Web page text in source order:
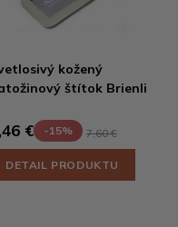
kožený
štítok Brienli
€ -15% 7,60 €
DETAIL PRODUKTU